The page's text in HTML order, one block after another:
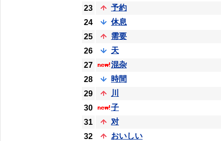
23
予約
24
休息
25
需要
26
天
27
混杂
28
時間
29
川
30
子
31
对
32
おいしい